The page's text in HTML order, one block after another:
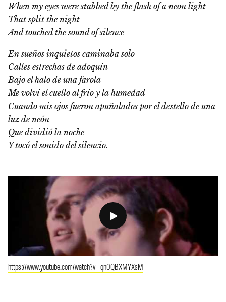
When my eyes were stabbed by the flash of a neon light
That split the night
And touched the sound of silence
En sueños inquietos caminaba solo
Calles estrechas de adoquín
Bajo el halo de una farola
Me volví el cuello al frío y la humedad
Cuando mis ojos fueron apuñalados por el destello de una
luz de neón
Que dividió la noche
Y tocó el sonido del silencio.
https://www.youtube.com/watch?v=qn0QBXMYXsM